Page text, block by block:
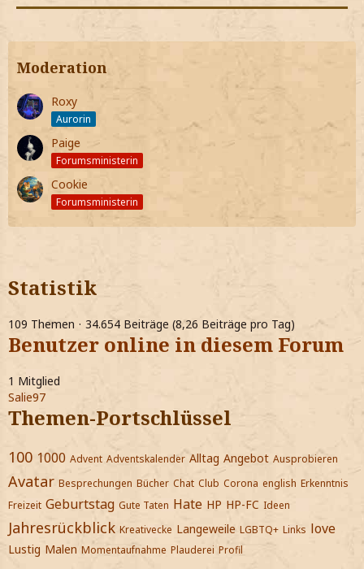
Moderation
Roxy
Aurorin
Paige
Forumsministerin
Cookie
Forumsministerin
Statistik
109 Themen 34.654 Beiträge (8,26 Beiträge pro Tag)
Benutzer online in diesem Forum
1 Mitglied
Salie97
Themen-Portschlüssel
100 1000 Advent Adventskalender Alltag Angebot Ausprobieren
Avatar Besprechungen Bücher Chat Club Corona english Erkenntnis
Freizeit Geburtstag Gute Taten Hate HP HP-FC Ideen
Jahresrückblick Kreativecke Langeweile LGBTQ+ Links love
Lustig Malen Momentaufnahme Plauderei Profil